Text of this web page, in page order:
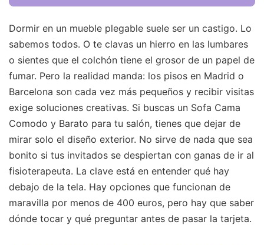
Dormir en un mueble plegable suele ser un castigo. Lo
sabemos todos. O te clavas un hierro en las lumbares
o sientes que el colchón tiene el grosor de un papel de
fumar. Pero la realidad manda: los pisos en Madrid o
Barcelona son cada vez más pequeños y recibir visitas
exige soluciones creativas. Si buscas un Sofa Cama
Comodo y Barato para tu salón, tienes que dejar de
mirar solo el diseño exterior. No sirve de nada que sea
bonito si tus invitados se despiertan con ganas de ir al
fisioterapeuta. La clave está en entender qué hay
debajo de la tela. Hay opciones que funcionan de
maravilla por menos de 400 euros, pero hay que saber
dónde tocar y qué preguntar antes de pasar la tarjeta.